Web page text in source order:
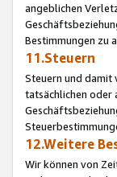
angeblichen
Bestimmungen zu
11.Steuern
Steuern und damit
tatsächlichen oder
12.Weitere
Wir können von